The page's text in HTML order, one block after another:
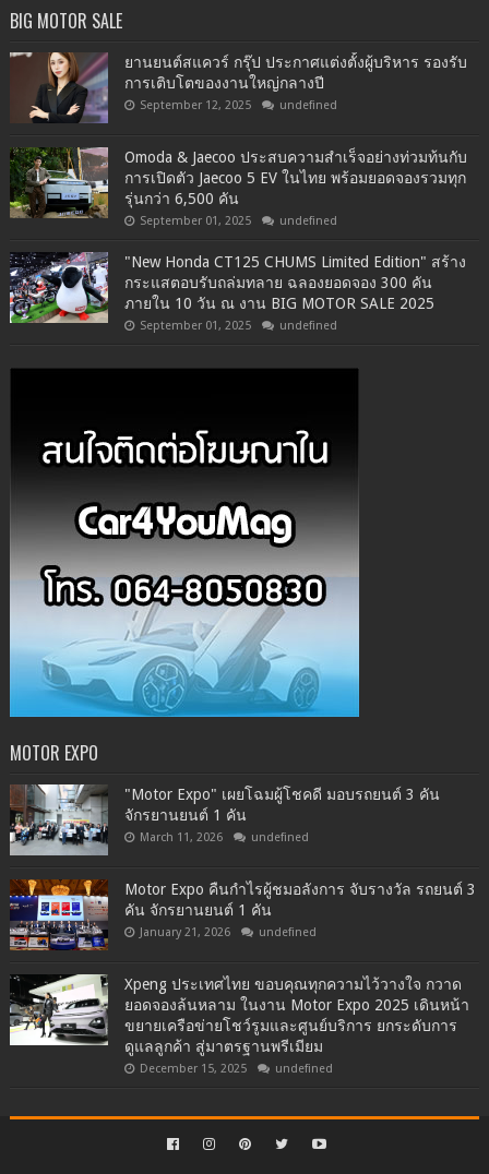
BIG MOTOR SALE
ยานยนต์สแควร์ กรุ๊ป ประกาศแต่งตั้งผู้บริหาร รองรับ
การเติบโตของงานใหญ่กลางปี
September 12, 2025 undefined
Omoda & Jaecoo ประสบความสำเร็จอย่างท่วมท้นกับ
การเปิดตัว Jaecoo 5 EV ในไทย พร้อมยอดจองรวมทุก
รุ่นกว่า 6,500 คัน
September 01, 2025 undefined
"New Honda CT125 CHUMS Limited Edition" สร้าง
กระแสตอบรับถล่มทลาย ฉลองยอดจอง 300 คัน
ภายใน 10 วัน ณ งาน BIG MOTOR SALE 2025
September 01, 2025 undefined
MOTOR EXPO
"Motor Expo" เผยโฉมผู้โชคดี มอบรถยนต์ 3 คัน
จักรยานยนต์ 1 คัน
March 11, 2026 undefined
Motor Expo คืนกำไรผู้ชมอลังการ จับรางวัล รถยนต์ 3
คัน จักรยานยนต์ 1 คัน
January 21, 2026 undefined
Xpeng ประเทศไทย ขอบคุณทุกความไว้วางใจ กวาด
ยอดจองล้นหลาม ในงาน Motor Expo 2025 เดินหน้า
ขยายเครือข่ายโชว์รูมและศูนย์บริการ ยกระดับการ
ดูแลลูกค้า สู่มาตรฐานพรีเมียม
December 15, 2025 undefined